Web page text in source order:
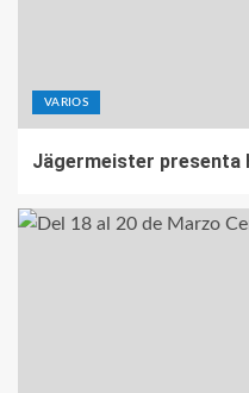
VARIOS
Jägermeister presenta